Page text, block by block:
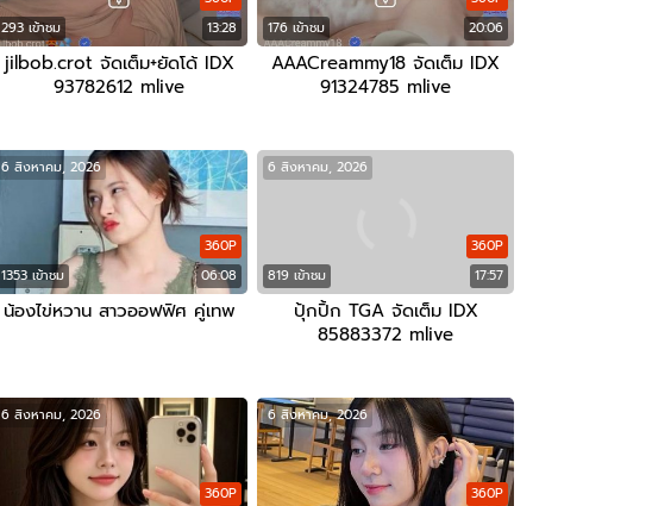
293 เข้าชม 13:28
jilbob.crot จัดเต็ม+ยัดโด้ IDX
93782612 mlive
176 เข้าชม 20:06
AAACreammy18 จัดเต็ม IDX
91324785 mlive
1353 เข้าชม 06:08
360P
6 สิงหาคม, 2026
น้องไข่หวาน สาวออฟฟิศ คู่เทพ
819 เข้าชม 17:57
360P
6 สิงหาคม, 2026
ปุ้กปิ้ก TGA จัดเต็ม IDX
85883372 mlive
360P
6 สิงหาคม, 2026
360P
6 สิงหาคม, 2026